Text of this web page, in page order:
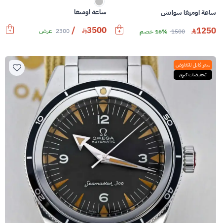
ساعة اوميغا سواتش
1250
1500 16% خصم
ساعة اوميغا
3500
/
2300 عرض
سعر قابل للتفاوض
تخفيضات كبرى